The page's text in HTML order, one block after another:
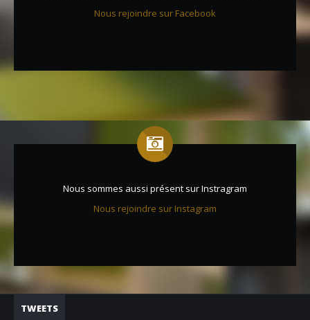
Nous rejoindre sur Facebook
Nous sommes aussi présent sur Instragram
Nous rejoindre sur Instagram
TWEETS